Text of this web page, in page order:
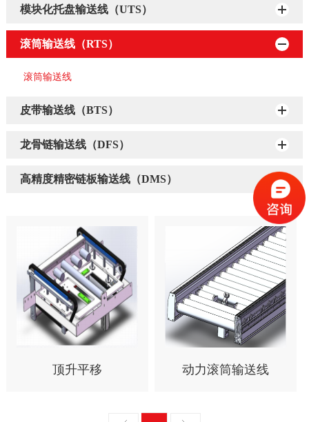
模块化托盘输送线（UTS）
滚筒输送线（RTS）
滚筒输送线
皮带输送线（BTS）
龙骨链输送线（DFS）
高精度精密链板输送线（DMS）
顶升平移 动力滚筒输送线